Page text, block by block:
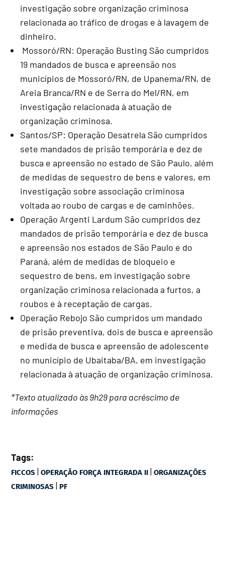
investigação sobre organização criminosa
relacionada ao tráfico de drogas e à lavagem de
dinheiro.
Mossoró/RN: Operação Busting São cumpridos
19 mandados de busca e apreensão nos
municípios de Mossoró/RN, de Upanema/RN, de
Areia Branca/RN e de Serra do Mel/RN, em
investigação relacionada à atuação de
organização criminosa.
Santos/SP: Operação Desatrela São cumpridos
sete mandados de prisão temporária e dez de
busca e apreensão no estado de São Paulo, além
de medidas de sequestro de bens e valores, em
investigação sobre associação criminosa
voltada ao roubo de cargas e de caminhões.
Operação Argenti Lardum São cumpridos dez
mandados de prisão temporária e dez de busca
e apreensão nos estados de São Paulo e do
Paraná, além de medidas de bloqueio e
sequestro de bens, em investigação sobre
organização criminosa relacionada a furtos, a
roubos e à receptação de cargas.
Operação Rebojo São cumpridos um mandado
de prisão preventiva, dois de busca e apreensão
e medida de busca e apreensão de adolescente
no município de Ubaitaba/BA, em investigação
relacionada à atuação de organização criminosa.
*Texto atualizado às 9h29 para acréscimo de
informações
Tags:
FICCOS |OPERAÇÃO FORÇA INTEGRADA II |ORGANIZAÇÕES
CRIMINOSAS | PF